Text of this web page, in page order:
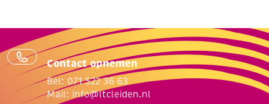
Contact opnemen
Bel: 071 522 36 63
Mail: info@ltcleiden.nl